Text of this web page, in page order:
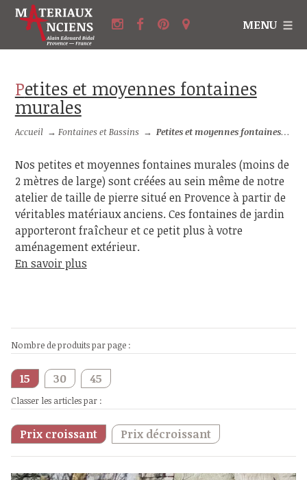
MENU
Petites et moyennes fontaines
murales
Accueil → Fontaines et Bassins → Petites et moyennes fontaines murales
Nos petites et moyennes fontaines murales (moins de
2 mètres de large) sont créées au sein même de notre
atelier de taille de pierre situé en Provence à partir de
véritables matériaux anciens. Ces fontaines de jardin
apporteront fraîcheur et ce petit plus à votre
aménagement extérieur.
En savoir plus
Nombre de produits par page :
15 30 45
Classer les articles par :
Prix croissant Prix décroissant